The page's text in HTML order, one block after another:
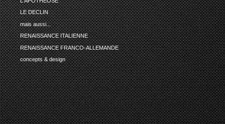
LE DECLIN
mais aussi...
RENAISSANCE ITALIENNE
RENAISSANCE FRANCO-ALLEMANDE
concepts & design